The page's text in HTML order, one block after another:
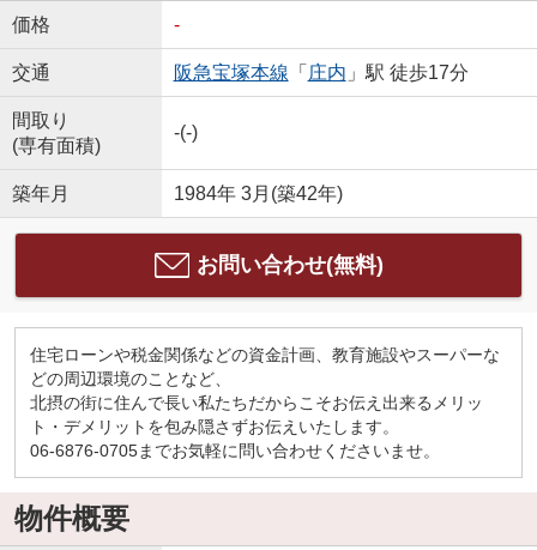
価格 -
交通 阪急宝塚本線 「 庄内 」駅 徒歩17分
間取り
(専有面積)
-(-)
築年月 1984年 3月(築42年)
お問い合わせ(無料)
住宅ローンや税金関係などの資金計画、教育施設やスーパーな
どの周辺環境のことなど、
北摂の街に住んで長い私たちだからこそお伝え出来るメリッ
ト・デメリットを包み隠さずお伝えいたします。
06-6876-0705までお気軽に問い合わせくださいませ。
物件概要